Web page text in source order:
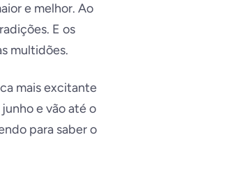
e melhor. Ao
E os
multidões.
mais excitante
e vão até o
para saber o